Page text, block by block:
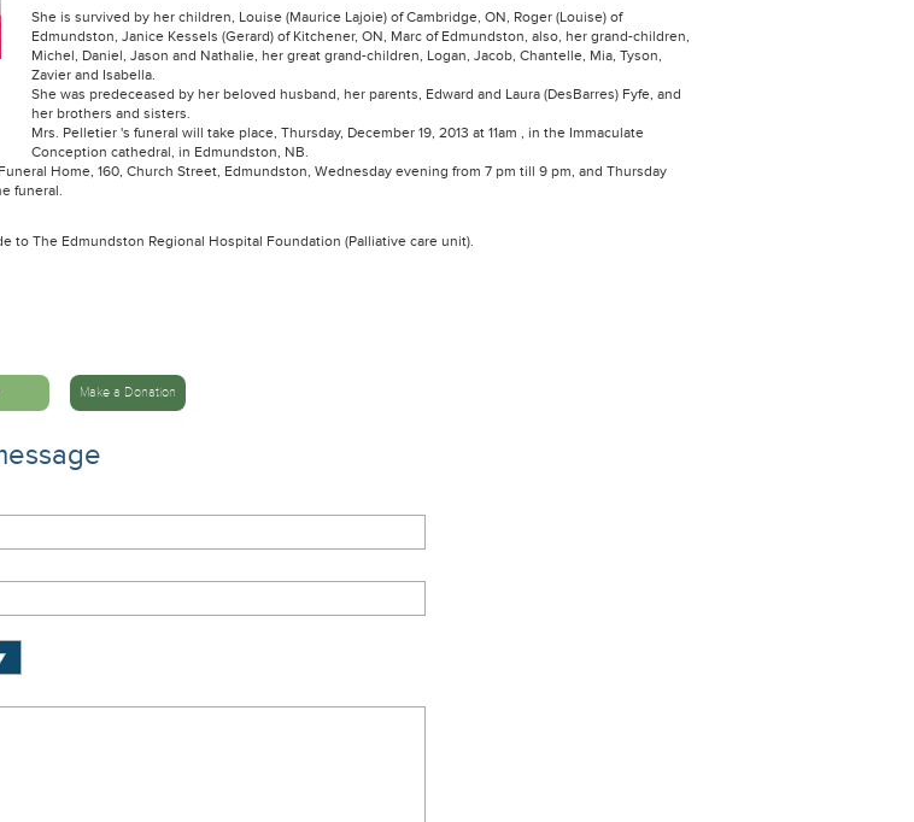
She is survived by her children, Louise (Maurice Lajoie) of Cambridge, ON, Roger (Louise) of
Edmundston, Janice Kessels (Gerard) of Kitchener, ON, Marc of Edmundston, also, her grand-children,
Michel, Daniel, Jason and Nathalie, her great grand-children, Logan, Jacob, Chantelle, Mia, Tyson,
Zavier and Isabella.
She was predeceased by her beloved husband, her parents, Edward and Laura (DesBarres) Fyfe, and
her brothers and sisters.
Mrs. Pelletier 's funeral will take place, Thursday, December 19, 2013 at 11am , in the Immaculate
Conception cathedral, in Edmundston, NB.
Home, 160, Church Street, Edmundston, Wednesday evening from 7 pm till 9 pm, and Thursday
funeral.
to The Edmundston Regional Hospital Foundation (Palliative care unit).
Make a Donation